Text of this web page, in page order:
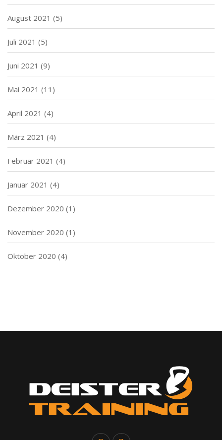
August 2021 (5)
Juli 2021 (5)
Juni 2021 (9)
Mai 2021 (11)
April 2021 (4)
März 2021 (4)
Februar 2021 (4)
Januar 2021 (4)
Dezember 2020 (1)
November 2020 (1)
Oktober 2020 (4)